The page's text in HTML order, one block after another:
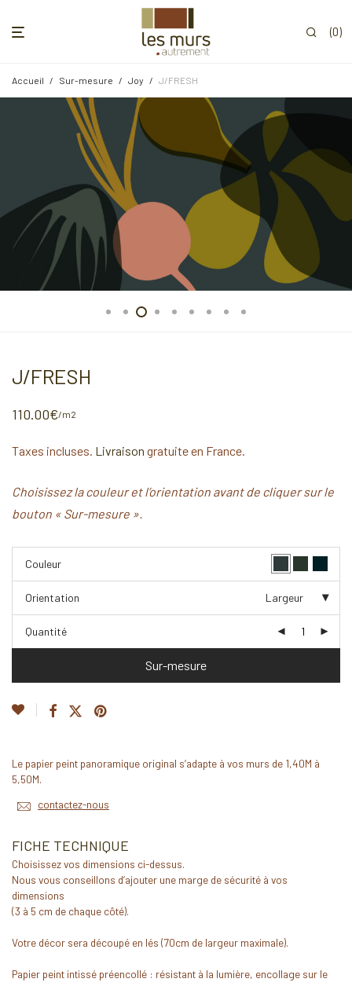
0
Accueil / Sur-mesure / Joy / J/FRESH
J/FRESH
110.00€/m2
Taxes incluses. Livraison gratuite en France.
Choisissez la couleur et l’orientation avant de cliquer sur le
bouton « Sur-mesure ».
Couleur
Orientation Largeur
Quantité
Sur-mesure
Le papier peint panoramique original s’adapte à vos murs de 1,40M à
5,50M.
contactez-nous
FICHE TECHNIQUE
Choisissez vos dimensions ci-dessus.
Nous vous conseillons d’ajouter une marge de sécurité à vos
dimensions
(3 à 5 cm de chaque côté).
Votre décor sera découpé en lés (70cm de largeur maximale).
Papier peint intissé préencollé : résistant à la lumière, encollage sur le